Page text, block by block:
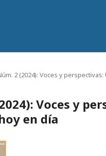
2 (2024): Voces y
Voces y
en día